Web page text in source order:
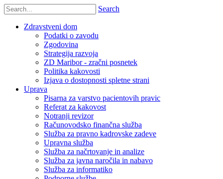
Search
Zdravstveni dom
Podatki o zavodu
Zgodovina
Strategija razvoja
ZD Maribor - zračni posnetek
Politika kakovosti
Izjava o dostopnosti spletne strani
Uprava
Pisarna za varstvo pacientovih pravic
Referat za kakovost
Notranji revizor
Računovodsko finančna služba
Služba za pravno kadrovske zadeve
Upravna služba
Služba za načrtovanje in analize
Služba za javna naročila in nabavo
Služba za informatiko